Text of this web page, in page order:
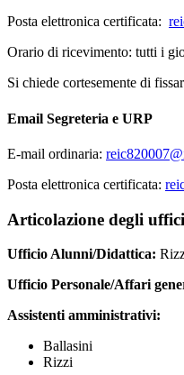
Posta elettronica certificata:
Orario di ricevimento: tutti i
Si chiede cortesemente di
Email Segreteria e URP
E-mail ordinaria:
Posta elettronica certificata:
Articolazione degli
Ufficio Alunni/Didattica:
Ufficio Personale/Affari
Assistenti amministrativi:
Ballasini
Rizzi